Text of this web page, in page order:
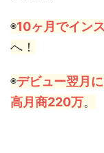
◉10ヶ月でイン
へ！
◉デビュー翌月
高月商220万。